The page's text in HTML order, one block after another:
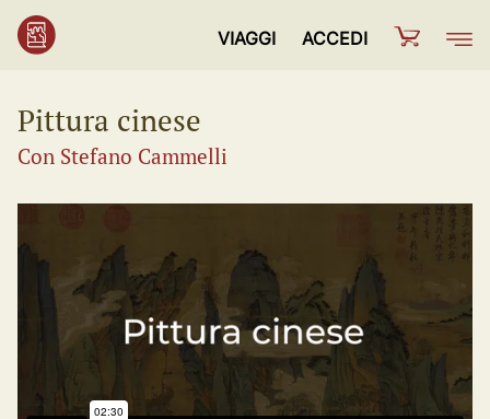
VIAGGI ACCEDI
Pittura cinese
Con Stefano Cammelli